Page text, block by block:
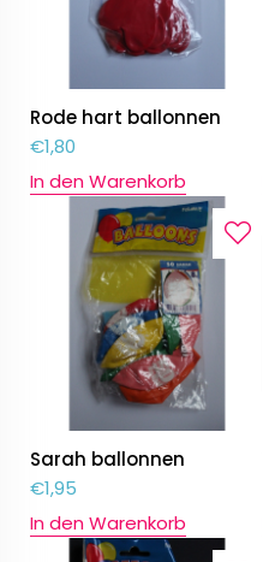
Rode hart ballonnen
€1,80
In den Warenkorb
Sarah ballonnen
€1,95
In den Warenkorb